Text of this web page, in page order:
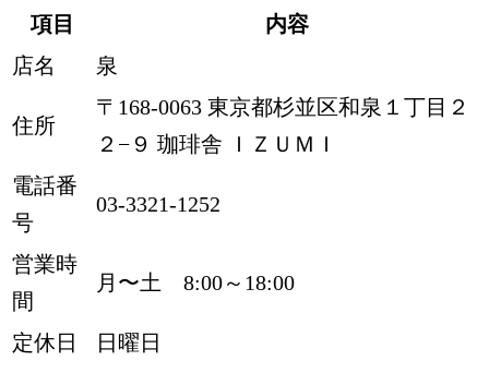
項目
内容
店名
泉
住所
〒168-0063 東京都杉並区和泉１丁目２
２−９ 珈琲舎 ＩＺＵＭＩ
電話番
号
03-3321-1252
営業時
間
月〜土 8:00～18:00
定休日
日曜日